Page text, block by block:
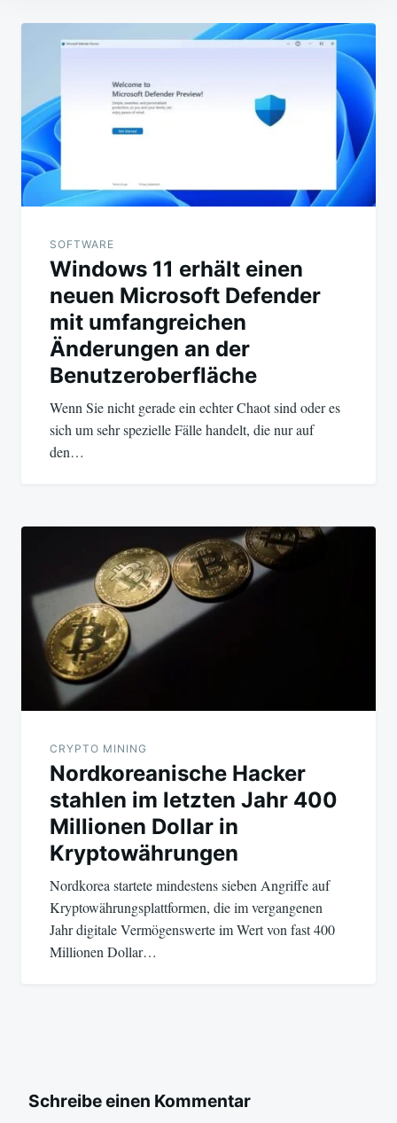
Beitragsnavigation
SOFTWARE
Windows 11 erhält einen
neuen Microsoft Defender
mit umfangreichen
Änderungen an der
Benutzeroberfläche
Wenn Sie nicht gerade ein echter Chaot sind oder es
sich um sehr spezielle Fälle handelt, die nur auf
den…
CRYPTO MINING
Nordkoreanische Hacker
stahlen im letzten Jahr 400
Millionen Dollar in
Kryptowährungen
Nordkorea startete mindestens sieben Angriffe auf
Kryptowährungsplattformen, die im vergangenen
Jahr digitale Vermögenswerte im Wert von fast 400
Millionen Dollar…
Schreibe einen Kommentar